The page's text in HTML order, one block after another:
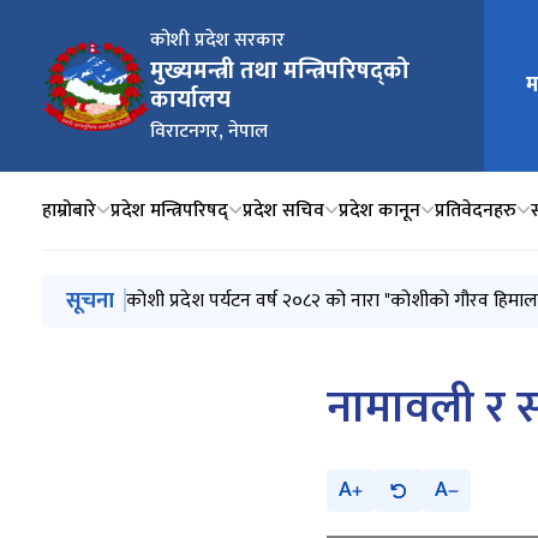
कोशी प्रदेश सरकार
मुख्यमन्त्री तथा मन्त्रिपरिषद्को
कार्यालय
विराटनगर, नेपाल
हाम्रोबारे प्रदेश मन्त्रिपरिषद् प्रदेश सचिव प्रदेश कानून प्रतिवेदनहरु
मुख्य नेभिगेसनमा जानुहोस्
सूचना कोशी प्रदेश पर्यटन वर्ष २०८२ को नारा "कोशीको गौरव
नामावली र
A A